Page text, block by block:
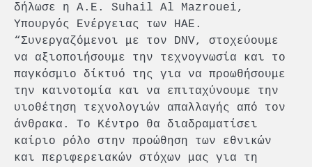
δήλωσε η Α.Ε. Suhail Al Mazrouei,
Υπουργός Ενέργειας των ΗΑΕ.
“Συνεργαζόμενοι με τον DNV, στοχεύουμε
να αξιοποιήσουμε την τεχνογνωσία και το
παγκόσμιο δίκτυό της για να προωθήσουμε
την καινοτομία και να επιταχύνουμε την
υιοθέτηση τεχνολογιών απαλλαγής από τον
άνθρακα. Το Κέντρο θα διαδραματίσει
καίριο ρόλο στην προώθηση των εθνικών
και περιφερειακών στόχων μας για τη